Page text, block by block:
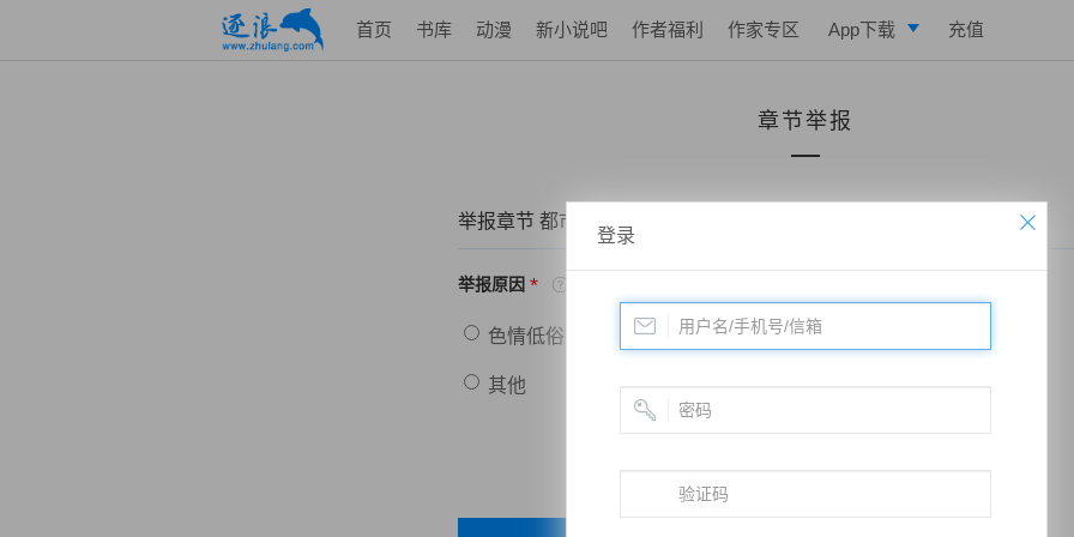
首页 书库 动漫 新小说吧 作者福利 作家专区 App下载
写作助手
充值
章节举报
举报章节 都市之修仙战神——第0013章 被坑
举报原因 *
色情低俗 政治敏感 暴力低俗
其他
登录